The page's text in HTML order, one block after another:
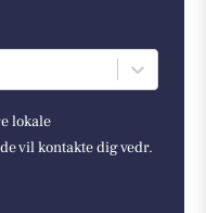
lokale
vil kontakte dig vedr.